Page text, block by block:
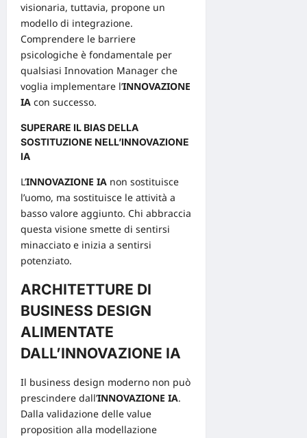
visionaria, tuttavia, propone un
modello di integrazione.
Comprendere le barriere
psicologiche è fondamentale per
qualsiasi Innovation Manager che
voglia implementare l’INNOVAZIONE
IA con successo.
SUPERARE IL BIAS DELLA
SOSTITUZIONE NELL’INNOVAZIONE
IA
L’INNOVAZIONE IA non sostituisce
l’uomo, ma sostituisce le attività a
basso valore aggiunto. Chi abbraccia
questa visione smette di sentirsi
minacciato e inizia a sentirsi
potenziato.
ARCHITETTURE DI
BUSINESS DESIGN
ALIMENTATE
DALL’INNOVAZIONE IA
Il business design moderno non può
prescindere dall’INNOVAZIONE IA.
Dalla validazione delle value
proposition alla modellazione